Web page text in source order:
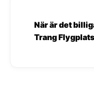
När är det
Trang